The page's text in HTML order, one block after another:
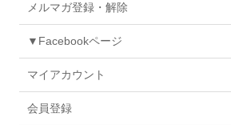
メルマガ登録・解除
▼Facebookページ
マイアカウント
会員登録